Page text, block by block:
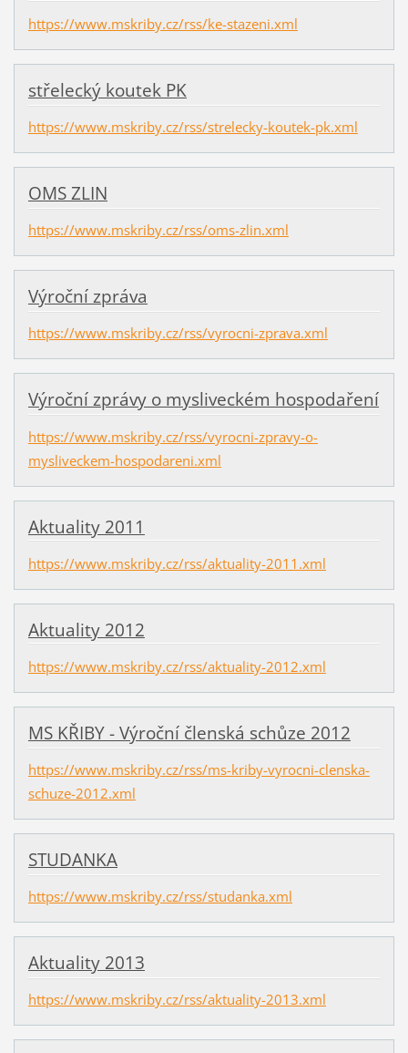
https://www.mskriby.cz/rss/ke-stazeni.xml
střelecký koutek PK
https://www.mskriby.cz/rss/strelecky-koutek-pk.xml
OMS ZLIN
https://www.mskriby.cz/rss/oms-zlin.xml
Výroční zpráva
https://www.mskriby.cz/rss/vyrocni-zprava.xml
Výroční zprávy o mysliveckém hospodaření
https://www.mskriby.cz/rss/vyrocni-zpravy-o-
mysliveckem-hospodareni.xml
Aktuality 2011
https://www.mskriby.cz/rss/aktuality-2011.xml
Aktuality 2012
https://www.mskriby.cz/rss/aktuality-2012.xml
MS KŘIBY - Výroční členská schůze 2012
https://www.mskriby.cz/rss/ms-kriby-vyrocni-clenska-
schuze-2012.xml
STUDANKA
https://www.mskriby.cz/rss/studanka.xml
Aktuality 2013
https://www.mskriby.cz/rss/aktuality-2013.xml